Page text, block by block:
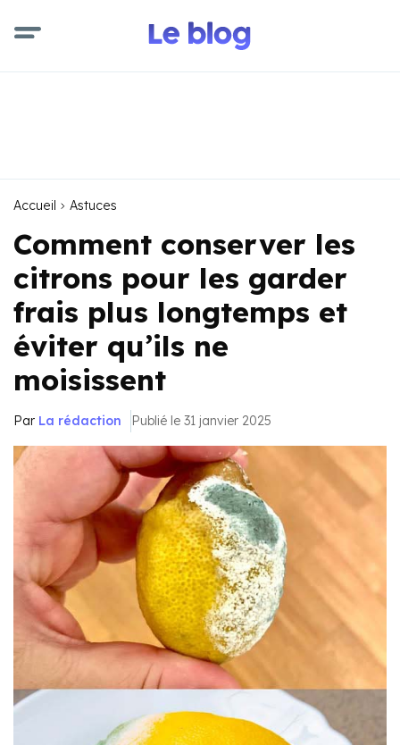
Accueil Astuces
Comment conserver les
citrons pour les garder
frais plus longtemps et
éviter qu’ils ne
moisissent
Par La rédaction Publié le 31 janvier 2025